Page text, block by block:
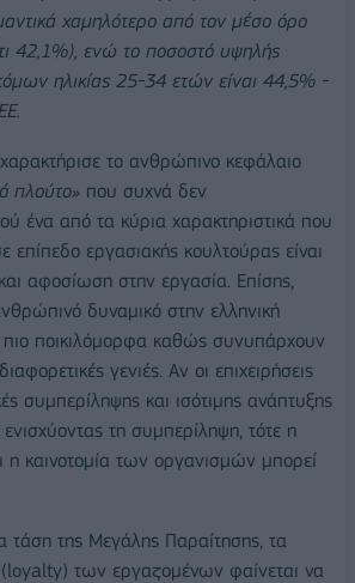
χαμηλότερο από τον μέσο όρο
42,1%), ενώ το ποσοστό υψηλής
ηλικίας 25-34 ετών είναι 44,5% -
το ανθρώπινο κεφάλαιο
πλούτο» που συχνά δεν
ένα από τα κύρια χαρακτηριστικά που
επίπεδο εργασιακής κουλτούρας είναι
αφοσίωση στην εργασία. Επίσης,
δυναμικό στην ελληνική
πιο ποικιλόμορφα καθώς συνυπάρχουν
γενιές. Αν οι επιχειρήσεις
συμπερίληψης και ισότιμης ανάπτυξης
τη συμπερίληψη, τότε η
η καινοτομία των οργανισμών μπορεί
τάση της Μεγάλης Παραίτησης, τα
(loyalty) των εργαζομένων φαίνεται να